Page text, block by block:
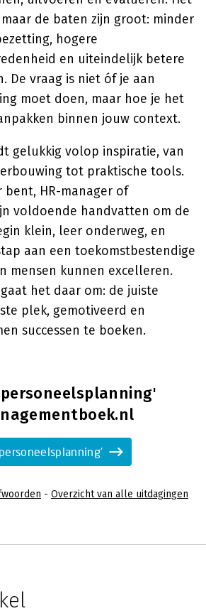
de baten zijn groot: minder
hogere
en uiteindelijk betere
De vraag is niet óf je aan
moet doen, maar hoe je het
binnen jouw context.
gelukkig volop inspiratie, van
tot praktische tools.
HR-manager of
voldoende handvatten om de
klein, leer onderweg, en
aan een toekomstbestendige
mensen kunnen excelleren.
het daar om: de juiste
plek, gemotiveerd en
successen te boeken.
- Overzicht van alle uitdagingen